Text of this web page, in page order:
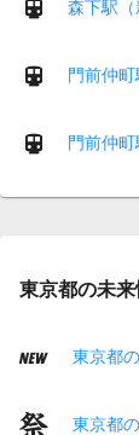
森下駅
門前仲
門前仲
東京都の未
東京都
東京都